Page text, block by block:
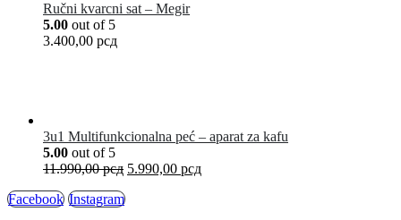
Ručni kvarcni sat – Megir
5.00 out of 5
3.400,00 рсд
3u1 Multifunkcionalna peć – aparat za kafu
5.00 out of 5
11.990,00рсд 5.990,00 рсд
Facebook Instagram